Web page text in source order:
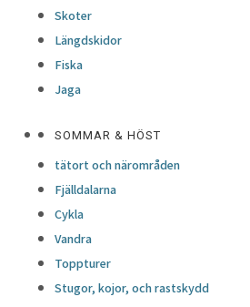
Skoter
Längdskidor
Fiska
Jaga
SOMMAR & HÖST
tätort och närområden
Fjälldalarna
Cykla
Vandra
Toppturer
Stugor, kojor, och rastskydd